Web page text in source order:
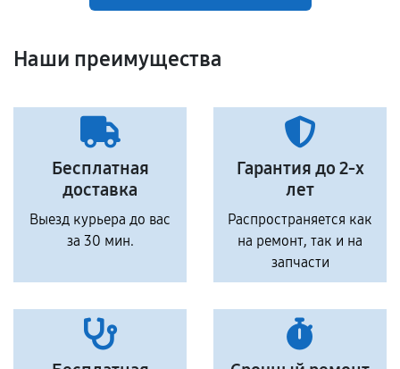
Наши преимущества
Бесплатная
доставка
Выезд курьера до вас
за 30 мин.
Гарантия до 2-х
лет
Распространяется как
на ремонт, так и на
запчасти